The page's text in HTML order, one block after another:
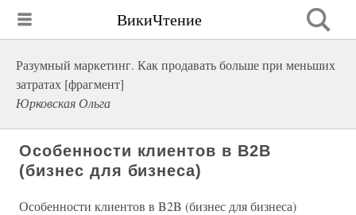
ВикиЧтение
Разумный маркетинг. Как продавать больше при меньших
затратах [фрагмент]
Юрковская Ольга
Особенности клиентов в B2B
(бизнес для бизнеса)
Особенности клиентов в B2B (бизнес для бизнеса)